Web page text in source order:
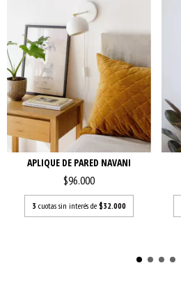
APLIQUE DE PARED NAVANI
$96.000
3 cuotas sin interés de $32.000